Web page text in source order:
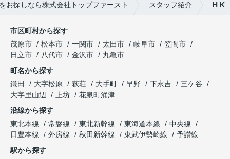
お探しなら株式会社トップファースト スタッフ紹介 H K
市区町村から探す
茂原市
松本市 一関市 太田市 岐阜市
笠間市
日立市
八代市 金沢市
丸亀市
町名から探す
鎌田
大字松原 萩荘 大手町 早野 下永吉
三ケ谷
大字里山辺
上坊
花泉町涌津
沿線から探す
東北本線
常磐線 東北新幹線 東海道本線
中央線
日豊本線
外房線 秋田新幹線 東武伊勢崎線
予讃線
駅から探す